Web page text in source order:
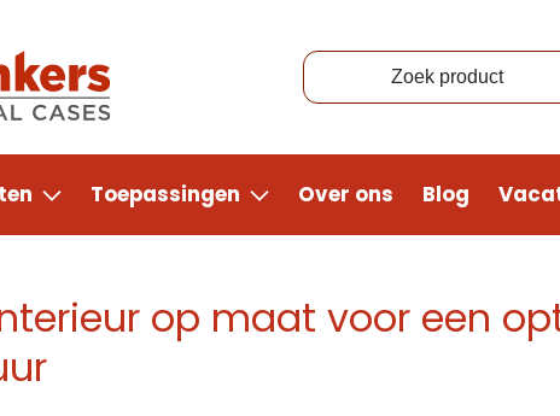
Toepassingen Over ons Blog
op maat voor een